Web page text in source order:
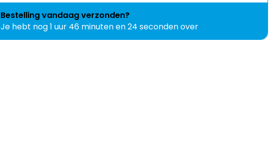
Bestellingvandaagverzonden?
Je hebt nog1 uur 46 minuten en 23 seconden over